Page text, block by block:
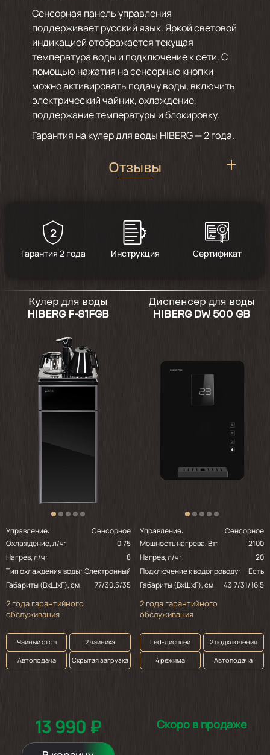
Сенсорная панель управления
поддерживает русский язык. Яркой световой
индикацией отображается текущая
температура воды и подключение к сети. С
помощью нажатия на сенсорные кнопки
можно активировать подачу воды, включить
электрический чайник, охлаждение,
поддержание температуры и блокировку.
Гарантия на кулер для воды HIBERG — 2 года.
Отзывы
Красиво
Не заменимая вещь в семье
использовании всё очень просто!
охлаждение отличное,нагрев быстрый!из
недостатков белый провод огорчил больше
чем вмятина на чайнике!🫣в целом если не
придираться очень достойный!👌🏻
охлаждает прекрасно и быстро до 7-8
градусов. чайник закипает быстро.
Кулер хорош,холодит воду довольно быстро
2
Гарантия 2 года Инструкция Сертификат
Кулер для воды
HIBERG F-81FGB
Управление:
Сенсорное
Охлаждение, л/ч:
0.75
Нагрев, л/ч:
8
Тип охлаждения воды: Электронный
Габариты (ВхШхГ), см
77/30.5/35
2 года гарантийного
обслуживания
Чайный стол
2 чайника
Автоподача
Скрытая загрузка
13 990 ₽
Диспенсер для воды
HIBERG DW 500 GB
Управление:
Сенсорное
Мощность нагрева, Вт:
2100
Нагрев, л/ч:
20
Подключение к водопроводу:
Есть
Габариты (ВхШхГ), см
43.7/31/16.5
2 года гарантийного
обслуживания
Led-дисплей
2 подключения
4 режима
Автоподача
Скоро в продаже